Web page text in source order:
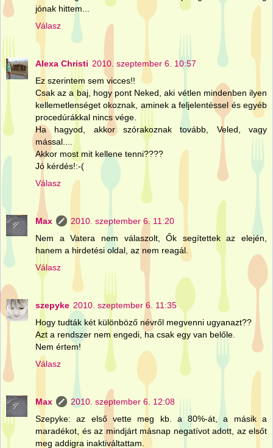
jónak hittem...
Válasz
Alexa Christi 2010. szeptember 6. 10:57
Ez szerintem sem vicces!!
Csak az a baj, hogy pont Neked, aki vétlen mindenben ilyen
kellemetlenséget okoznak, aminek a feljelentéssel és egyéb
procedúrákkal nincs vége.
Ha hagyod, akkor szórakoznak tovább, Veled, vagy
mással....
Akkor most mit kellene tenni????
Jó kérdés!:-(
Válasz
Max
2010. szeptember 6. 11:20
Nem a Vatera nem válaszolt, Ők segítettek az elején,
hanem a hirdetési oldal, az nem reagál.
Válasz
szepyke 2010. szeptember 6. 11:35
Hogy tudták két különböző névről megvenni ugyanazt??
Azt a rendszer nem engedi, ha csak egy van belőle.
Nem értem!
Válasz
Max
2010. szeptember 6. 12:08
Szepyke: az első vette meg kb. a 80%-át, a másik a
maradékot, és az mindjárt másnap negatívot adott, az elsőt
meg addigra inaktiváltattam.